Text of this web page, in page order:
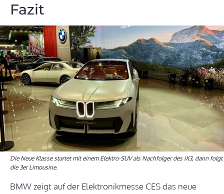
Fazit
Die Neue Klasse startet mit einem Elektro-SUV als Nachfolger des iX3, dann folgt
die 3er Limousine.
BMW zeigt auf der Elektronikmesse CES das neue